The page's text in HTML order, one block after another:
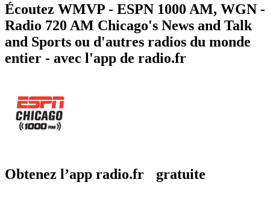
Écoutez WMVP - ESPN 1000 AM, WGN -
Radio 720 AM Chicago's News and Talk
and Sports ou d'autres radios du monde
entier - avec l'app de radio.fr
Obtenez l’app radio.fr gratuite